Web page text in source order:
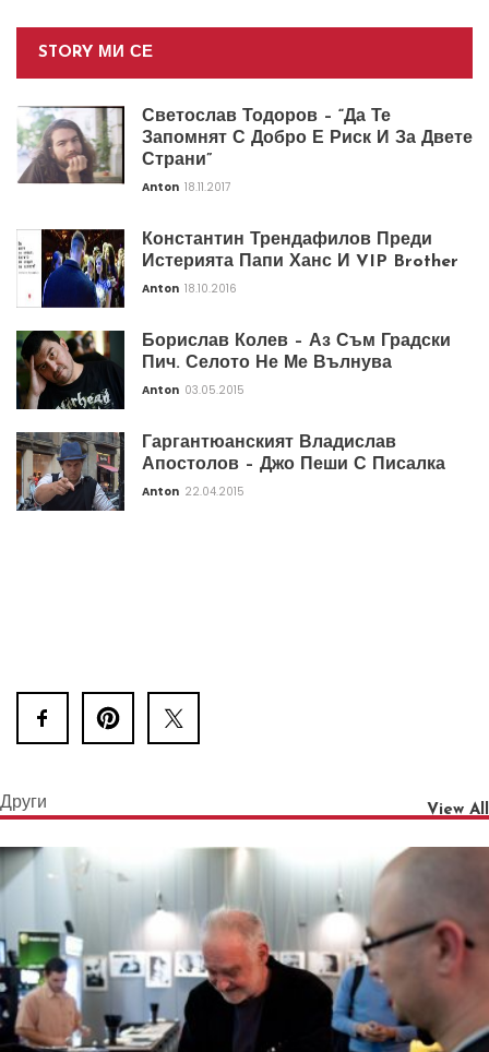
STORY МИ СЕ
Светослав Тодоров – “Да Те
Запомнят С Добро Е Риск И За Двете
Страни”
Anton 18.11.2017
Константин Трендафилов Преди
Истерията Папи Ханс И VIP Brother
Anton 18.10.2016
Борислав Колев – Аз Съм Градски
Пич. Селото Не Ме Вълнува
Anton 03.05.2015
Гаргантюанският Владислав
Апостолов – Джо Пеши С Писалка
Anton 22.04.2015
Други View All